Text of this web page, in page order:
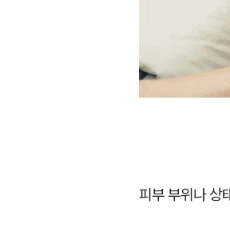
피부 부위나 상